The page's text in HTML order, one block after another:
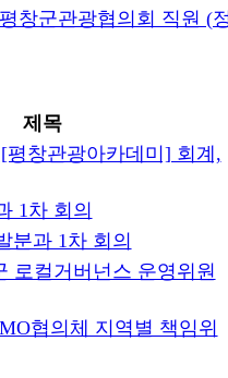
창군관광협의회 직원 (
제목
[평창관광아카데미] 회계,
1차 회의
분과 1차 회의
로컬거버넌스 운영위원
협의체 지역별 책임위